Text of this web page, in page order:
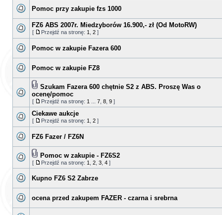
Pomoc przy zakupie fzs 1000
FZ6 ABS 2007r. Miedzyborów 16.900,- zł (Od MotoRW)
[ Przejdź na stronę: 1 2 ]
Pomoc w zakupie Fazera 600
Pomoc w zakupie FZ8
Szukam Fazera 600 chętnie S2 z ABS. Proszę Was o
ocenę/pomoc
[ Przejdź na stronę: 1 7 8 9 ]
Ciekawe aukcje
[ Przejdź na stronę: 1 2 ]
FZ6 Fazer / FZ6N
Pomoc w zakupie - FZ6S2
[ Przejdź na stronę: 1 2 3 4 ]
Kupno FZ6 S2 Zabrze
ocena przed zakupem FAZER - czarna i srebrna